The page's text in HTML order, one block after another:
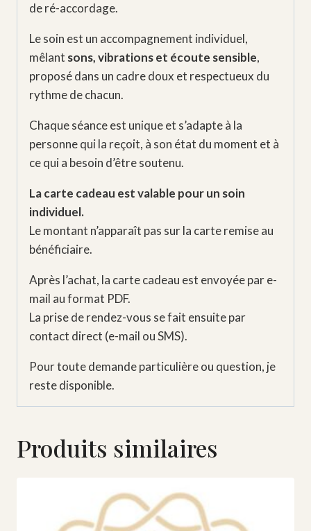
de ré-accordage.
Le soin est un accompagnement individuel,
mêlant sons, vibrations et écoute sensible,
proposé dans un cadre doux et respectueux du
rythme de chacun.
Chaque séance est unique et s’adapte à la
personne qui la reçoit, à son état du moment et à
ce qui a besoin d’être soutenu.
La carte cadeau est valable pour un soin
individuel.
Le montant n’apparaît pas sur la carte remise au
bénéficiaire.
Après l’achat, la carte cadeau est envoyée par e-
mail au format PDF.
La prise de rendez-vous se fait ensuite par
contact direct (e-mail ou SMS).
Pour toute demande particulière ou question, je
reste disponible.
Produits similaires